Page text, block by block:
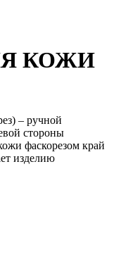
КОЖИ
– ручной
стороны
фаскорезом край
изделию